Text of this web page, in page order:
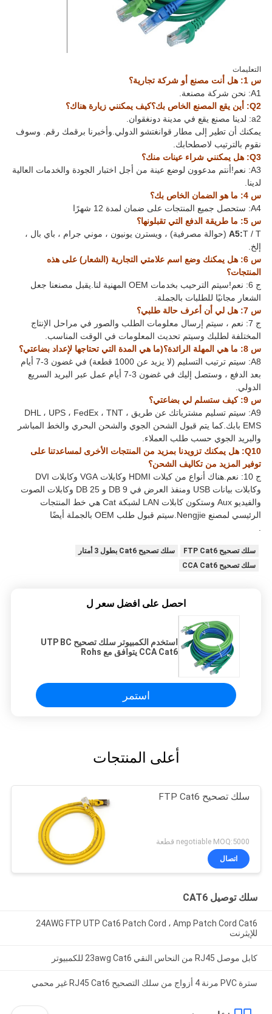
التعليمات
س 1: هل أنت مصنع أو شركة تجارية؟
A1: نحن شركة مصنعة.
Q2: أين يقع المصنع الخاص بك؟كيف يمكنني زيارة هناك؟
a2: لدينا مصنع يقع في مدينة دونغقوان.
يمكنك أن تطير إلى مطار قوانغتشو الدولي.وأخبرنا برقمك رقم. وسوف
نقوم بالترتيب لاصطحابك.
Q3: هل يمكنني شراء عينات منك؟
A3: نعم!أنتم مدعوون لوضع عينة من أجل اختبار الجودة والخدمات العالية
لدينا.
س 4: ما هو الضمان الخاص بك؟
A4: ستحصل جميع المنتجات على ضمان لمدة 12 شهرًا
س 5: ما طريقة الدفع التي تقبلونها؟
A5:T / T (حوالة مصرفية) ، ويسترن يونيون ، موني جرام ، باي بال ،
إلخ.
س 6: هل يمكنك وضع اسم علامتي التجارية (الشعار) على هذه
المنتجات؟
ج 6: نعم!سيتم الترحيب بخدمات OEM المهنية لنا.يقبل مصنعنا جعل
الشعار مجانيًا للطلبات بالجملة.
س 7: هل لي أن أعرف حالة طلبي؟
ج 7: نعم ، سيتم إرسال معلومات الطلب والصور في مراحل الإنتاج
المختلفة لطلبك وسيتم تحديث المعلومات في الوقت المناسب.
س 8: ما هي المهلة الرائدة؟(ما هي المدة التي تحتاجها لإعداد بضاعتي؟
A8: سيتم ترتيب التسليم (لا يزيد عن 1000 قطعة) في غضون 3-7 أيام
بعد الدفع ، وستصل إليك في غضون 3-7 أيام عمل عبر البريد السريع
الدولي.
س 9: كيف ستسلم لي بضاعتي؟
A9: سيتم تسليم مشترياتك عن طريق DHL ، UPS ، FedEx ، TNT ،
EMS بابك.كما يتم قبول الشحن الجوي والشحن البحري والخط المباشر
والبريد الجوي حسب طلب العملاء.
Q10: هل يمكنك تزويدنا بمزيد من المنتجات الأخرى لمساعدتنا على
توفير المزيد من تكاليف الشحن؟
ج 10: نعم.هناك أنواع من كبلات HDMI وكابلات VGA وكابلات DVI
وكابلات بيانات USB ومنفذ العرض في DB 9 و DB 25 وكابلات الصوت
والفيديو Aux وستكون كابلات LAN لشبكة Cat هي خط المنتجات
الرئيسي لمصنع Nengjie.سيتم قبول طلب OEM بالجملة أيضًا
.
سلك تصحيح FTP Cat6
سلك تصحيح Cat6 بطول 3 أمتار
سلك تصحيح CCA Cat6
احصل على افضل سعر ل
استخدم الكمبيوتر سلك تصحيح UTP BC
CCA Cat6 يتوافق مع Rohs
استمر
أعلى المنتجات
سلك تصحيح FTP Cat6
negotiable MOQ:5000 قطعة
اتصال
سلك توصيل CAT6
24AWG FTP UTP Cat6 Patch Cord ، Amp Patch Cord Cat6
للإيثرنت
كابل موصل RJ45 من النحاس النقي 23awg Cat6 للكمبيوتر
سترة PVC مرنة 4 أزواج من سلك التصحيح RJ45 Cat6 غير محمي